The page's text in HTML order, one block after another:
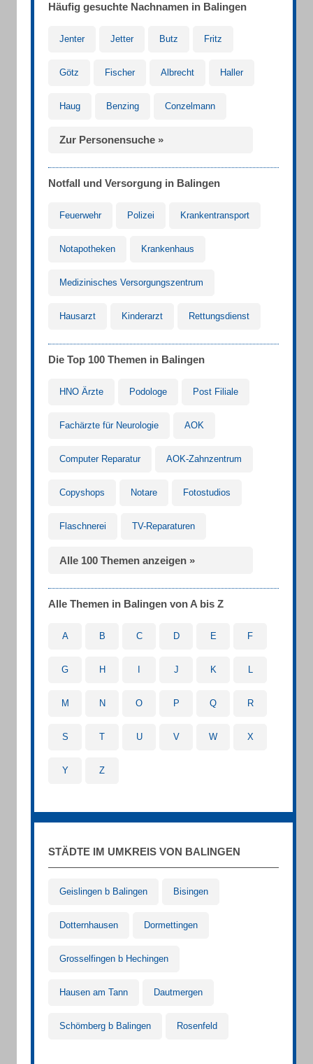
Häufig gesuchte Nachnamen in Balingen
Jenter Jetter Butz Fritz
Götz Fischer Albrecht Haller
Haug Benzing Conzelmann
Zur Personensuche »
Notfall und Versorgung in Balingen
Feuerwehr Polizei Krankentransport
Notapotheken Krankenhaus
Medizinisches Versorgungszentrum
Hausarzt Kinderarzt Rettungsdienst
Die Top 100 Themen in Balingen
HNO Ärzte Podologe Post Filiale
Fachärzte für Neurologie AOK
Computer Reparatur AOK-Zahnzentrum
Copyshops Notare Fotostudios
Flaschnerei TV-Reparaturen
Alle 100 Themen anzeigen »
Alle Themen in Balingen von A bis Z
A B C D E F
G H J K L
M N O P Q R
S T U V W X
Y Z
STÄDTE IM UMKREIS VON BALINGEN
Geislingen b Balingen Bisingen
Dotternhausen Dormettingen
Grosselfingen b Hechingen
Hausen am Tann Dautmergen
Schömberg b Balingen Rosenfeld